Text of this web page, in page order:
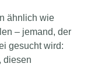
ähnlich wie
– jemand, der
gesucht wird:
diesen